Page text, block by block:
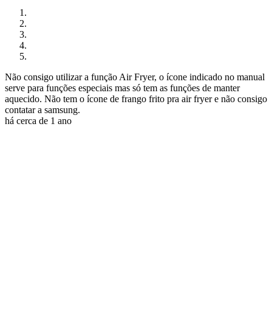
Não consigo utilizar a função Air Fryer, o ícone indicado no manual
serve para funções especiais mas só tem as funções de manter
aquecido. Não tem o ícone de frango frito pra air fryer e não consigo
contatar a samsung.
há cerca de 1 ano